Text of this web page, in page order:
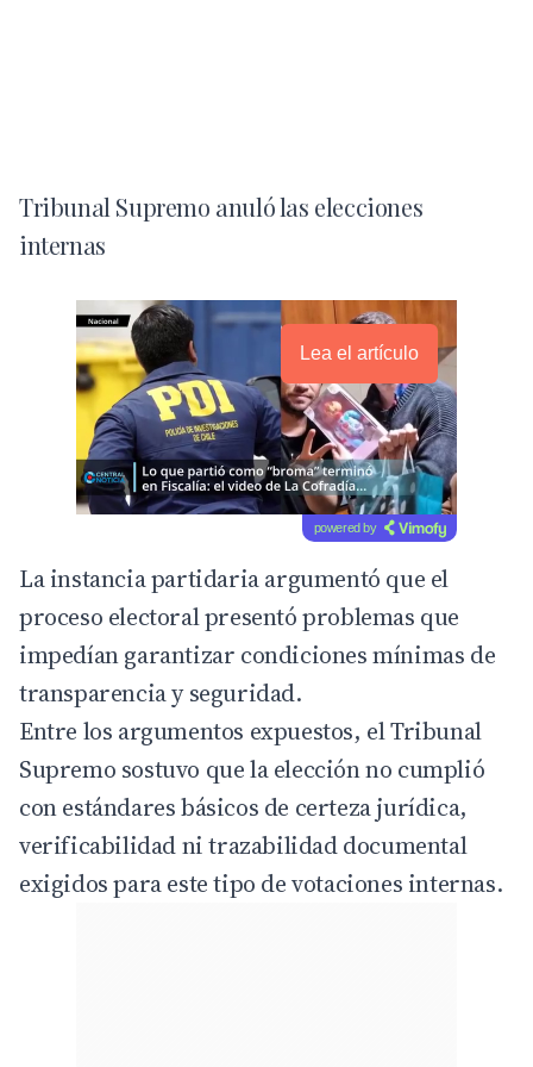
Tribunal Supremo anuló las elecciones
internas
Lea el artículo
powered by
La instancia partidaria argumentó que el
proceso electoral presentó problemas que
impedían garantizar condiciones mínimas de
transparencia y seguridad.
Entre los argumentos expuestos, el Tribunal
Supremo sostuvo que la elección no cumplió
con estándares básicos de certeza jurídica,
verificabilidad ni trazabilidad documental
exigidos para este tipo de votaciones internas.